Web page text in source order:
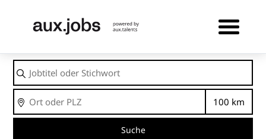
Jobtitel
oder
Stichwort
Ort
Suche